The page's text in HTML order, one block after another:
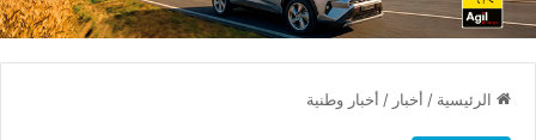
الرئيسية / أخبار / أخبار وطنية